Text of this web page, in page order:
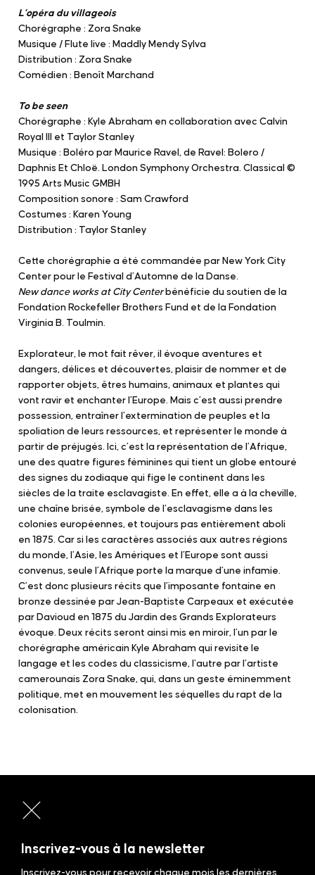
L’opéra du villageois
Chorégraphe : Zora Snake
Musique / Flute live : Maddly Mendy Sylva
Distribution : Zora Snake
Comédien : Benoît Marchand
To be seen
Chorégraphe : Kyle Abraham en collaboration avec Calvin
Royal III et Taylor Stanley
Musique : Boléro par Maurice Ravel, de Ravel: Bolero /
Daphnis Et Chloë. London Symphony Orchestra. Classical ©
1995 Arts Music GMBH
Composition sonore : Sam Crawford
Costumes : Karen Young
Distribution : Taylor Stanley
Cette chorégraphie a été commandée par New York City
Center pour le Festival d’Automne de la Danse.
New dance works at City Centerbénéficie du soutien de la
Fondation Rockefeller Brothers Fund et de la Fondation
Virginia B. Toulmin.
Explorateur, le mot fait rêver, il évoque aventures et
dangers, délices et découvertes, plaisir de nommer et de
rapporter objets, êtres humains, animaux et plantes qui
vont ravir et enchanter l’Europe. Mais c’est aussi prendre
possession, entraîner l’extermination de peuples et la
spoliation de leurs ressources, et représenter le monde à
partir de préjugés. Ici, c’est la représentation de l’Afrique,
une des quatre figures féminines qui tient un globe entouré
des signes du zodiaque qui fige le continent dans les
siècles de la traite esclavagiste. En effet, elle a à la cheville,
une chaîne brisée, symbole de l’esclavagisme dans les
colonies européennes, et toujours pas entièrement aboli
en 1875. Car si les caractères associés aux autres régions
du monde, l’Asie, les Amériques et l’Europe sont aussi
convenus, seule l’Afrique porte la marque d’une infamie.
C’est donc plusieurs récits que l’imposante fontaine en
bronze dessinée par Jean-Baptiste Carpeaux et exécutée
par Davioud en 1875 du Jardin des Grands Explorateurs
évoque. Deux récits seront ainsi mis en miroir, l’un par le
chorégraphe américain Kyle Abraham qui revisite le
langage et les codes du classicisme, l’autre par l’artiste
camerounais Zora Snake, qui, dans un geste éminemment
politique, met en mouvement les séquelles du rapt de la
colonisation.
Inscrivez-vous à la newsletter
Inscrivez-vous pour recevoir chaque mois les dernières